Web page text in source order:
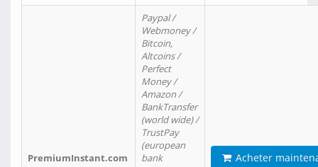
PremiumInstant.com
Paypal /
Webmoney /
Bitcoin,
Altcoins /
Perfect
Money /
Amazon /
BankTransfer
(world wide) /
TrustPay
(european
bank
Acheter